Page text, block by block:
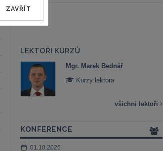
LEKTOŘI KURZŮ
Mgr. Marek Bednář
Kurzy lektora
všichni lektoři
KONFERENCE
01.10.2026
ZAVŘÍT